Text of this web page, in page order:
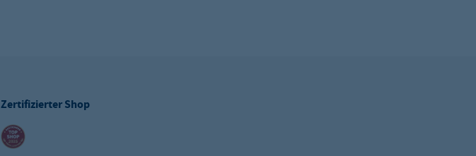
Zertifizierter Shop